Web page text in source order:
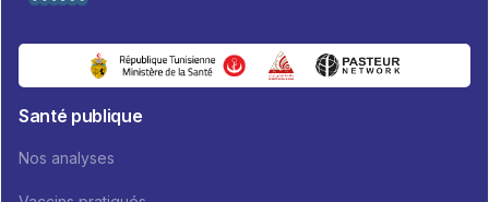
Santé publique
Nos analyses